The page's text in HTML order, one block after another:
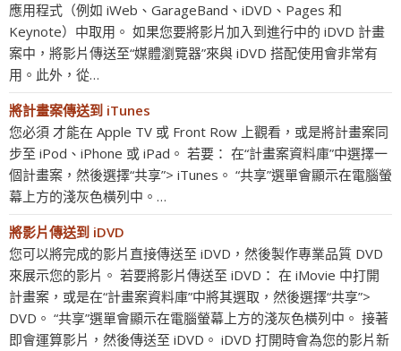
應用程式（例如 iWeb、GarageBand、iDVD、Pages 和
Keynote）中取用。 如果您要將影片加入到進行中的 iDVD 計畫
案中，將影片傳送至“媒體瀏覽器”來與 iDVD 搭配使用會非常有
用。此外，從…
將計畫案傳送到 iTunes
您必須 才能在 Apple TV 或 Front Row 上觀看，或是將計畫案同
步至 iPod、iPhone 或 iPad。 若要： 在“計畫案資料庫”中選擇一
個計畫案，然後選擇“共享”> iTunes。 “共享”選單會顯示在電腦螢
幕上方的淺灰色橫列中。…
將影片傳送到 iDVD
您可以將完成的影片直接傳送至 iDVD，然後製作專業品質 DVD
來展示您的影片。 若要將影片傳送至 iDVD： 在 iMovie 中打開
計畫案，或是在“計畫案資料庫”中將其選取，然後選擇“共享”>
DVD。 “共享”選單會顯示在電腦螢幕上方的淺灰色橫列中。 接著
即會運算影片，然後傳送至 iDVD。 iDVD 打開時會為您的影片新